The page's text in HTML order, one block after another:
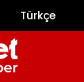
Türkçe